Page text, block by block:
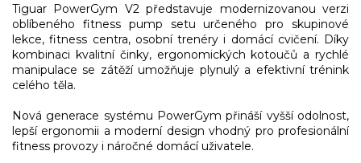
Tiguar PowerGym V2 představuje modernizovanou verzi
oblíbeného fitness pump setu určeného pro skupinové
lekce, fitness centra, osobní trenéry i domácí cvičení. Díky
kombinaci kvalitní činky, ergonomických kotoučů a rychlé
manipulace se zátěží umožňuje plynulý a efektivní trénink
celého těla.
Nová generace systému PowerGym přináší vyšší odolnost,
lepší ergonomii a moderní design vhodný pro profesionální
fitness provozy i náročné domácí uživatele.